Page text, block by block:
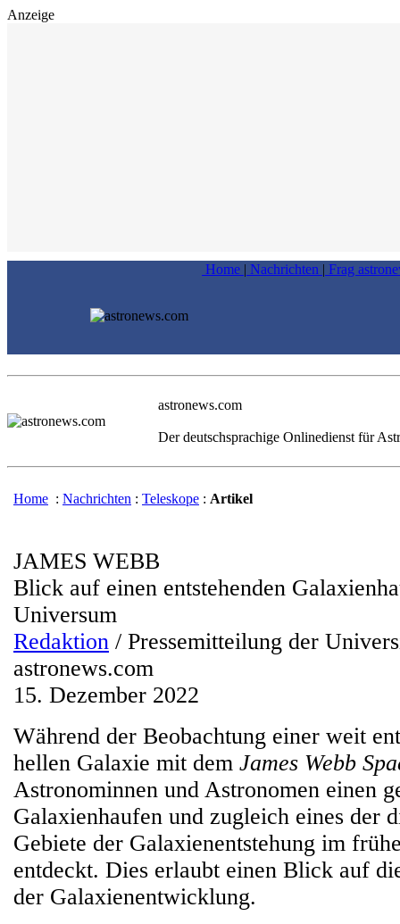
Anzeige
Home | Nachrichten | Frag
astronews.com
Der deutschsprachige Onlinedienst für
Home : Nachrichten : Teleskope : Artikel
JAMES WEBB
Blick auf einen entstehenden
Universum
Redaktion / Pressemitteilung der
astronews.com
15. Dezember 2022
Während der Beobachtung einer weit
hellen Galaxie mit dem James Webb
Astronominnen und Astronomen einen
Galaxienhaufen und zugleich eines der
Gebiete der Galaxienentstehung im
entdeckt. Dies erlaubt einen Blick auf
der Galaxienentwicklung.